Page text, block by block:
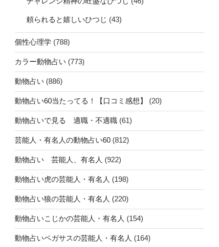
頼られると嬉しいひつじ (43)
個性心理学 (788)
カラー動物占い (773)
動物占い (886)
動物占い60当たってる！【口コミ感想】 (20)
動物占いで見る 適職・不適職 (61)
芸能人・有名人の動物占い60 (812)
動物占い 芸能人、有名人 (922)
動物占い虎の芸能人・有名人 (198)
動物占い狼の芸能人・有名人 (220)
動物占いこじかの芸能人・有名人 (154)
動物占いペガサスの芸能人・有名人 (164)